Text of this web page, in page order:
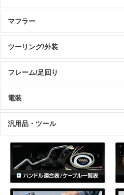
マフラー
ツーリング/外装
フレーム/足回り
電装
汎用品・ツール